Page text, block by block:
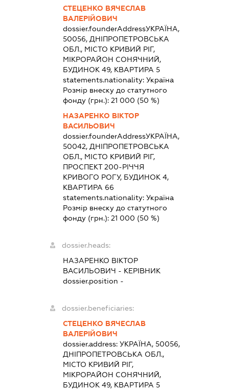
СТЕЦЕНКО ВЯЧЕСЛАВ
ВАЛЕРІЙОВИЧ
dossier.founderAddressУКРАЇНА,
50056, ДНІПРОПЕТРОВСЬКА
ОБЛ., МІСТО КРИВИЙ РІГ,
МІКРОРАЙОН СОНЯЧНИЙ,
БУДИНОК 49, КВАРТИРА 5
statements.nationality:Україна
Розмір внеску до статутного
фонду (грн.):21 000 (50 %)
НАЗАРЕНКО ВІКТОР
ВАСИЛЬОВИЧ
dossier.founderAddressУКРАЇНА,
50042, ДНІПРОПЕТРОВСЬКА
ОБЛ., МІСТО КРИВИЙ РІГ,
ПРОСПЕКТ 200-РІЧЧЯ
КРИВОГО РОГУ, БУДИНОК 4,
КВАРТИРА 66
statements.nationality:Україна
Розмір внеску до статутного
фонду (грн.):21 000 (50 %)
dossier.heads:
НАЗАРЕНКО ВІКТОР
ВАСИЛЬОВИЧ - КЕРІВНИК
dossier.position -
dossier.beneficiaries:
СТЕЦЕНКО ВЯЧЕСЛАВ
ВАЛЕРІЙОВИЧ
dossier.address:УКРАЇНА, 50056,
ДНІПРОПЕТРОВСЬКА ОБЛ.,
МІСТО КРИВИЙ РІГ,
МІКРОРАЙОН СОНЯЧНИЙ,
БУДИНОК 49, КВАРТИРА 5